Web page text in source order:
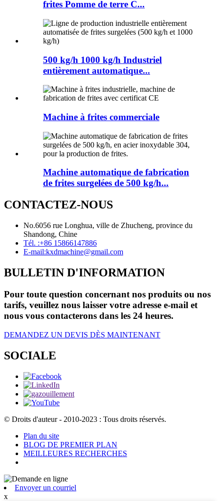
frites Pomme de terre C...
500 kg/h 1000 kg/h Industriel
entièrement automatique...
Machine à frites commerciale
Machine automatique de fabrication
de frites surgelées de 500 kg/h...
CONTACTEZ-NOUS
No.6056 rue Longhua, ville de Zhucheng, province du
Shandong, Chine
Tél. :+86 15866147886
E-mail:kxdmachine@gmail.com
BULLETIN D'INFORMATION
Pour toute question concernant nos produits ou nos
tarifs, veuillez nous laisser votre adresse e-mail et
nous vous contacterons dans les 24 heures.
DEMANDEZ UN DEVIS DÈS MAINTENANT
SOCIALE
© Droits d'auteur - 2010-2023 : Tous droits réservés.
Plan du site
BLOG DE PREMIER PLAN
MEILLEURES RECHERCHES
Envoyer un courriel
x